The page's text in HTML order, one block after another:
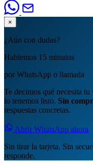
×
¿Aún con dudas?
Hablemos 15 minutos
por WhatsApp o llamada
Te decimos qué necesita
lo tenemos listo. Sin
respuestas concretas.
Abrir WhatsApp ahora
Sin tirar la tarjeta. Sin
responde.